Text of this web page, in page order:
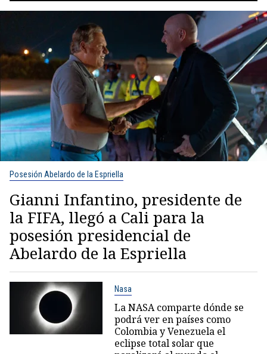
Posesión Abelardo de la Espriella
Gianni Infantino, presidente de
la FIFA, llegó a Cali para la
posesión presidencial de
Abelardo de la Espriella
Nasa
La NASA comparte dónde se
podrá ver en países como
Colombia y Venezuela el
eclipse total solar que